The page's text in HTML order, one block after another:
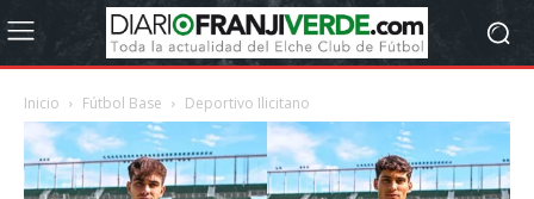
Inicio Fútbol Base Deportivo Ilicitano